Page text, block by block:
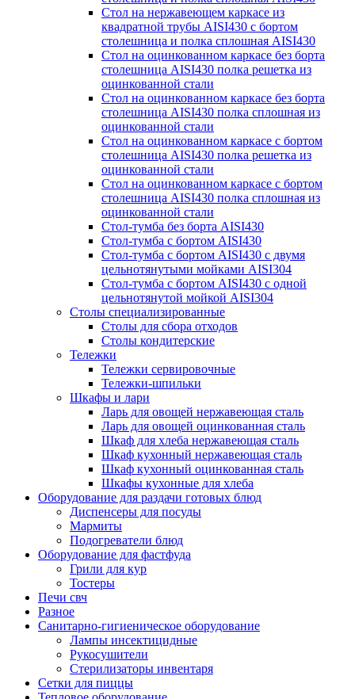
Стол на нержавеющем каркасе из
квадратной трубы AISI430 с бортом
столешница и полка сплошная AISI430
Стол на оцинкованном каркасе без борта
столешница AISI430 полка решетка из
оцинкованной стали
Стол на оцинкованном каркасе без борта
столешница AISI430 полка сплошная из
оцинкованной стали
Стол на оцинкованном каркасе с бортом
столешница AISI430 полка решетка из
оцинкованной стали
Стол на оцинкованном каркасе с бортом
столешница AISI430 полка сплошная из
оцинкованной стали
Стол-тумба без борта AISI430
Стол-тумба с бортом AISI430
Стол-тумба с бортом AISI430 с двумя
цельнотянутыми мойками AISI304
Стол-тумба с бортом AISI430 с одной
цельнотянутой мойкой AISI304
Столы специализированные
Столы для сбора отходов
Столы кондитерские
Тележки
Тележки сервировочные
Тележки-шпильки
Шкафы и лари
Ларь для овощей нержавеющая сталь
Ларь для овощей оцинкованная сталь
Шкаф для хлеба нержавеющая сталь
Шкаф кухонный нержавеющая сталь
Шкаф кухонный оцинкованная сталь
Шкафы кухонные для хлеба
Оборудование для раздачи готовых блюд
Диспенсеры для посуды
Мармиты
Подогреватели блюд
Оборудование для фастфуда
Грили для кур
Тостеры
Печи свч
Разное
Санитарно-гигиеническое оборудование
Лампы инсектицидные
Рукосушители
Стерилизаторы инвентаря
Сетки для пиццы